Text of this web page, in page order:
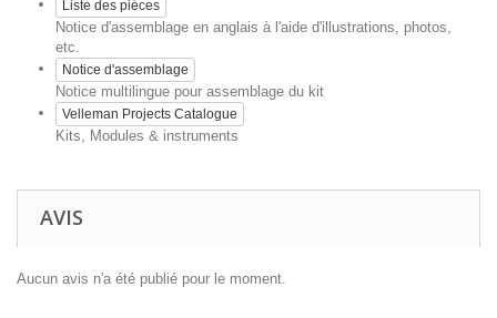
Liste des pièces
Notice d'assemblage en anglais à l'aide d'illustrations, photos,
etc.
Notice d'assemblage
Notice multilingue pour assemblage du kit
Velleman Projects Catalogue
Kits, Modules & instruments
AVIS
Aucun avis n'a été publié pour le moment.